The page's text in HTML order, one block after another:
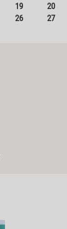
19
20
26
27